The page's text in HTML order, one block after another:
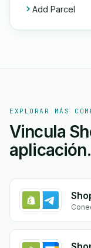
Add Parcel
EXPLORAR MÁS
Vincula
aplicación.